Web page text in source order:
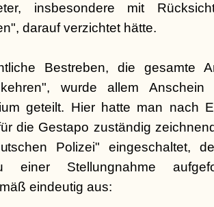
insbesondere mit
darauf verzichtet hätte.
Bestreben, die gesamte
wurde allem
geteilt. Hier hatte man nach
die Gestapo zuständig
Polizei" eingeschaltet,
einer Stellungnahme
eindeutig aus: